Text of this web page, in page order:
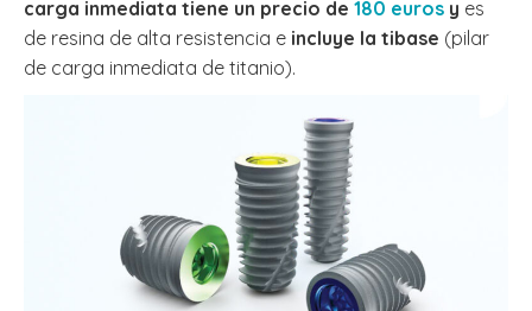
carga inmediata tiene un precio de 180 euros y es
de resina de alta resistencia e incluye la tibase (pilar
de carga inmediata de titanio).